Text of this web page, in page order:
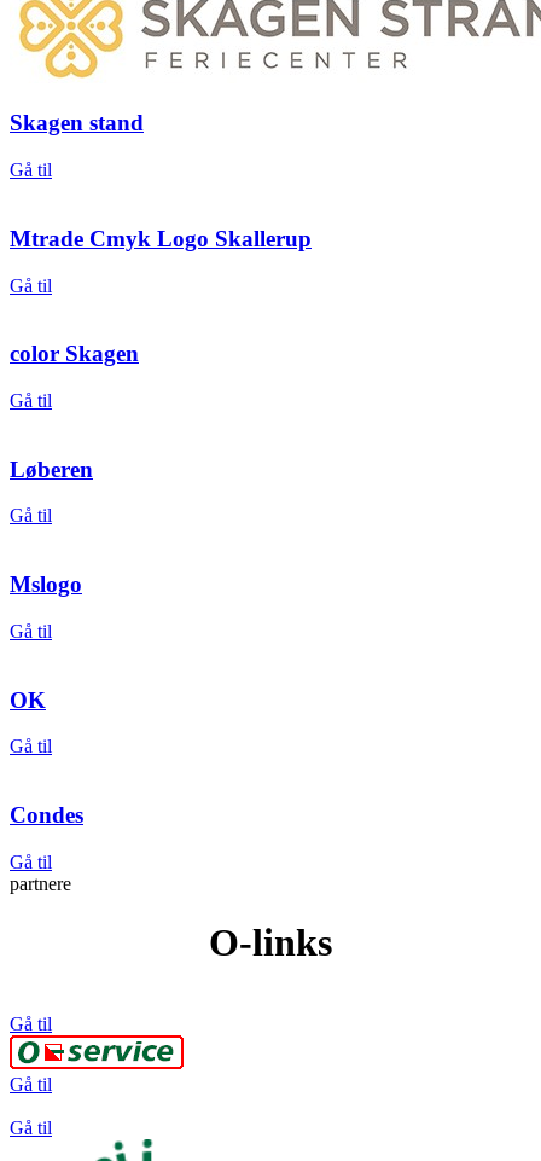
Skagen stand
Gå til
Mtrade Cmyk Logo Skallerup
Gå til
color Skagen
Gå til
Løberen
Gå til
Mslogo
Gå til
OK
Gå til
Condes
Gå til
partnere
O-links
Gå til
Gå til
Gå til